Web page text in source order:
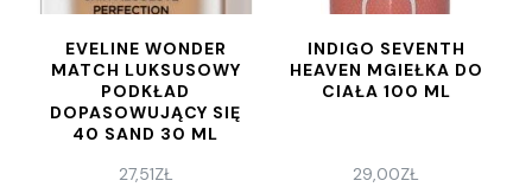
EVELINE WONDER
MATCH LUKSUSOWY
PODKŁAD
DOPASOWUJĄCY SIĘ
40 SAND 30 ML
27,51ZŁ
INDIGO SEVENTH
HEAVEN MGIEŁKA DO
CIAŁA 100 ML
29,00ZŁ